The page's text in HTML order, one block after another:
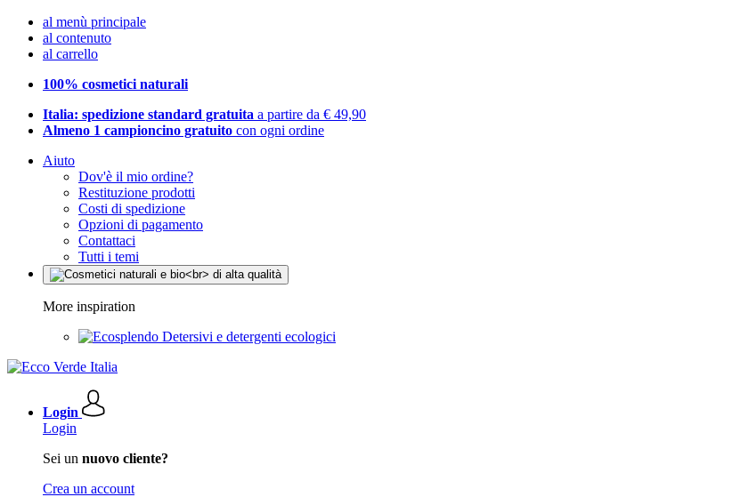
al menù principale
al contenuto
al carrello
100% cosmetici naturali
Italia: spedizione standard gratuita a partire da € 49,90
Almeno 1 campioncino gratuito con ogni ordine
Aiuto
Dov'è il mio ordine?
Restituzione prodotti
Costi di spedizione
Opzioni di pagamento
Contattaci
Tutti i temi
More inspiration
Detersivi e detergenti ecologici
Login
Login
Sei un nuovo cliente?
Crea un account